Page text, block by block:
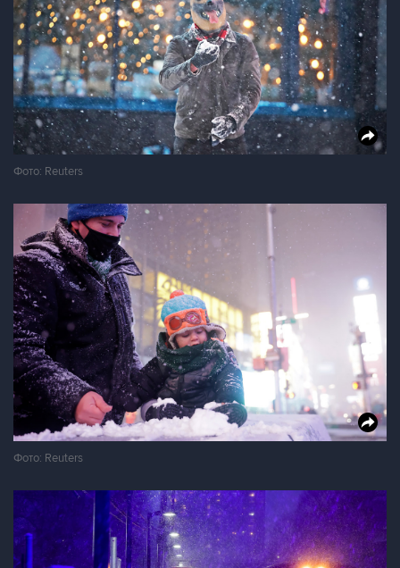
Фото: Reuters
Фото: Reuters